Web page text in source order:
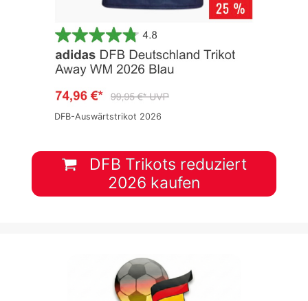
DFB-Auswärtstrikot 2026
DFB Trikots reduziert
2026 kaufen